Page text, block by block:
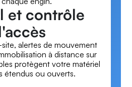
et contrôle
alertes de mouvement
à distance sur
protègent votre matériel
étendus ou ouverts.